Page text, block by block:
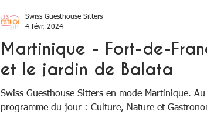
Martinique - Fort-de-
et le jardin de Balata
Swiss Guesthouse Sitters en mode Martinique. Au
programme du jour : Culture, Nature et
Swiss Guesthouse Sitters
4 févr. 2024